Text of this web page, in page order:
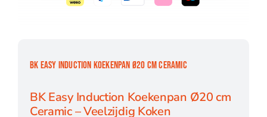
BK EASY INDUCTION KOEKENPAN Ø20 CM CERAMIC
BK Easy Induction Koekenpan Ø20 cm
Ceramic – Veelzijdig Koken